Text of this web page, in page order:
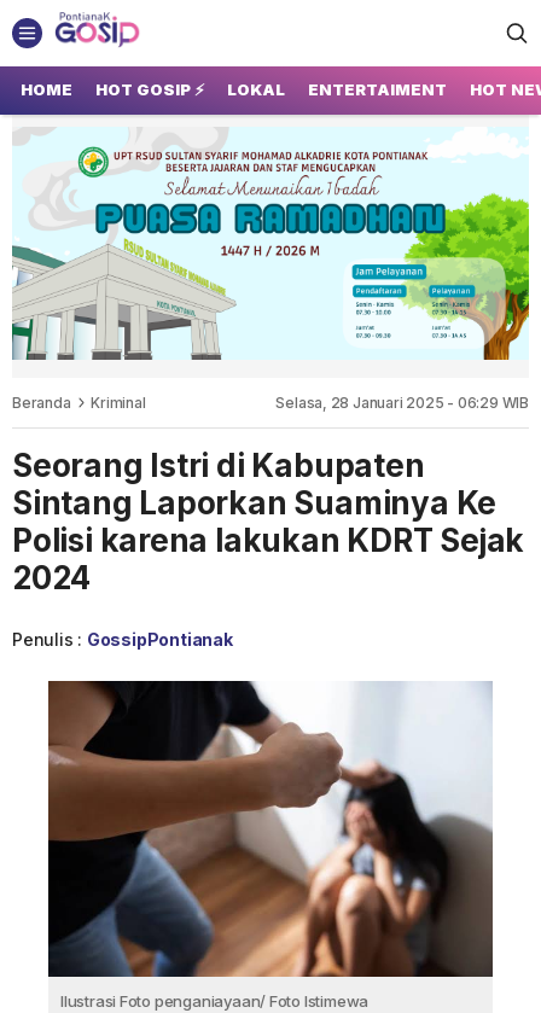
GOSIP PONTIANAK
Tempatnya Gosip Terupdate Pontianak
HOME HOT GOSIP ⚡ LOKAL ENTERTAIMENT HOT
Beranda Kriminal Selasa, 28 Januari 2025 - 06:29 WIB
Seorang Istri di Kabupaten
Sintang Laporkan Suaminya Ke
Polisi karena lakukan KDRT Sejak
2024
Penulis : GossipPontianak
Ilustrasi Foto penganiayaan/ Foto Istimewa